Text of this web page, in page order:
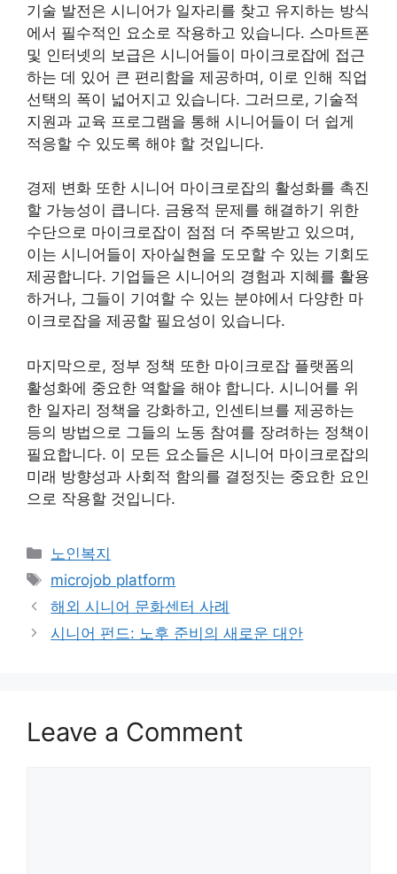
기술 발전은 시니어가 일자리를 찾고 유지하는 방식
에서 필수적인 요소로 작용하고 있습니다. 스마트폰
및 인터넷의 보급은 시니어들이 마이크로잡에 접근
하는 데 있어 큰 편리함을 제공하며, 이로 인해 직업
선택의 폭이 넓어지고 있습니다. 그러므로, 기술적
지원과 교육 프로그램을 통해 시니어들이 더 쉽게
적응할 수 있도록 해야 할 것입니다.
경제 변화 또한 시니어 마이크로잡의 활성화를 촉진
할 가능성이 큽니다. 금융적 문제를 해결하기 위한
수단으로 마이크로잡이 점점 더 주목받고 있으며,
이는 시니어들이 자아실현을 도모할 수 있는 기회도
제공합니다. 기업들은 시니어의 경험과 지혜를 활용
하거나, 그들이 기여할 수 있는 분야에서 다양한 마
이크로잡을 제공할 필요성이 있습니다.
마지막으로, 정부 정책 또한 마이크로잡 플랫폼의
활성화에 중요한 역할을 해야 합니다. 시니어를 위
한 일자리 정책을 강화하고, 인센티브를 제공하는
등의 방법으로 그들의 노동 참여를 장려하는 정책이
필요합니다. 이 모든 요소들은 시니어 마이크로잡의
미래 방향성과 사회적 함의를 결정짓는 중요한 요인
으로 작용할 것입니다.
Categories
노인복지
Tags
microjob platform
해외 시니어 문화센터 사례
시니어 펀드: 노후 준비의 새로운 대안
Leave a Comment